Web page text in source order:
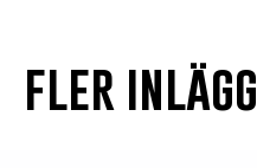
fler inlägg